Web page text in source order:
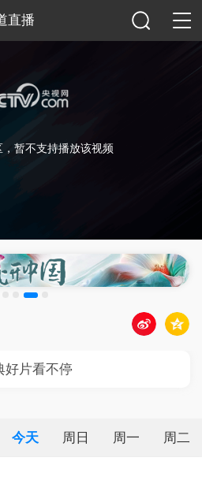
直播
暂不支持播放该视频
今天 周日 周一 周二